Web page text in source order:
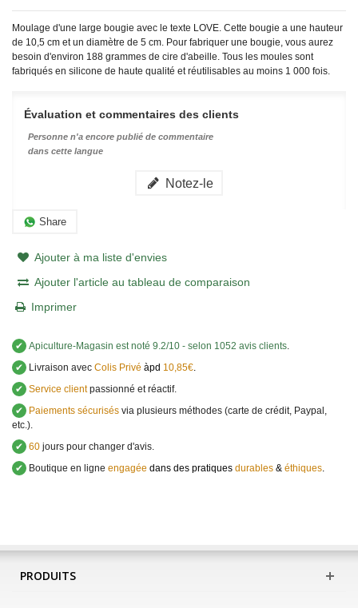
Moulage d'une large bougie avec le texte LOVE. Cette bougie a une hauteur
de 10,5 cm et un diamètre de 5 cm. Pour fabriquer une bougie, vous aurez
besoin d'environ 188 grammes de cire d'abeille. Tous les moules sont
fabriqués en silicone de haute qualité et réutilisables au moins 1 000 fois.
Évaluation et commentaires des clients
Personne n'a encore publié de commentaire
dans cette langue
Notez-le
Share
Ajouter à ma liste d'envies
Ajouter l'article au tableau de comparaison
Imprimer
✔ Apiculture-Magasin est noté 9.2/10 - selon 1052 avis clients.
✔
Livraison avec Colis Privé àpd 10,85€.
✔ Service clientpassionné et réactif.
✔
Paiements sécurisés via plusieurs méthodes (carte de crédit, Paypal,
etc.).
✔ 60 jours pour changer d'avis.
✔
Boutique en ligne engagée dans des pratiques durables & éthiques.
PRODUITS